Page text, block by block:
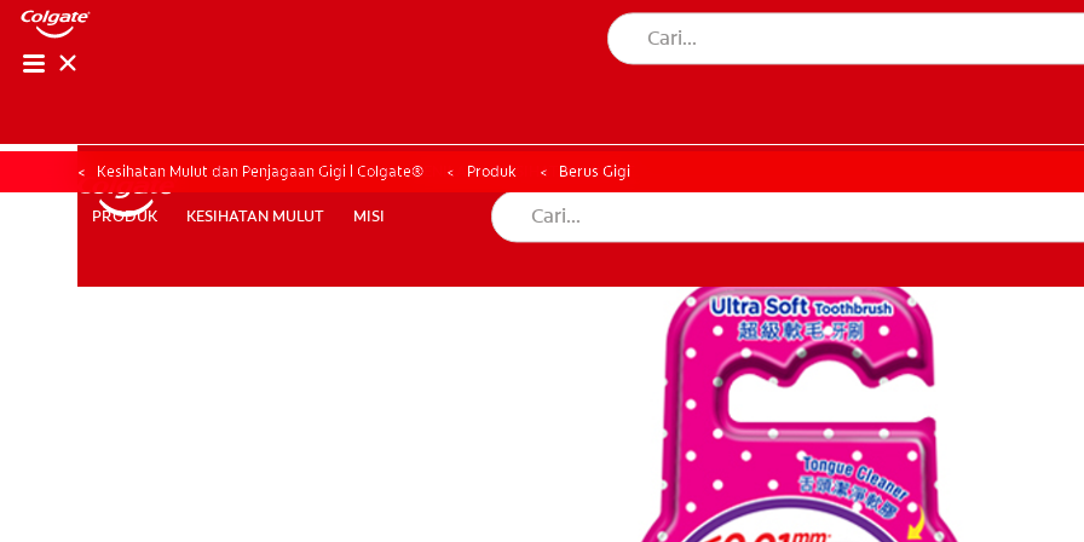
PRODUK KESIHATAN MULUT MISI
PRODUK KESIHATAN MULUT MISI
PENILAIAN KESIHATAN MULUT
Kesihatan Mulut dan Penjagaan Gigi | Colgate® Produk Berus Gigi